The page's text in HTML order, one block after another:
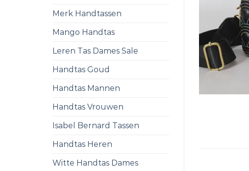
Merk Handtassen
Mango Handtas
Leren Tas Dames Sale
Handtas Goud
Handtas Mannen
Handtas Vrouwen
Isabel Bernard Tassen
Handtas Heren
Witte Handtas Dames